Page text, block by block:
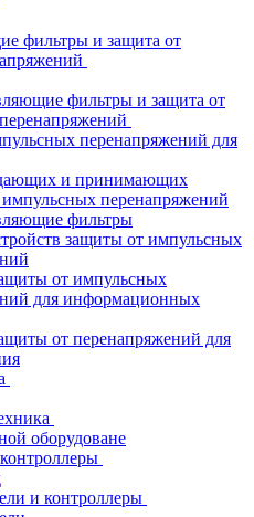
фильтры и защита от
фильтры и защита от
перенапряжений для
и принимающих
импульсных перенапряжений
фильтры
защиты от импульсных
от импульсных
для информационных
от перенапряжений для
оборудоване
и контроллеры